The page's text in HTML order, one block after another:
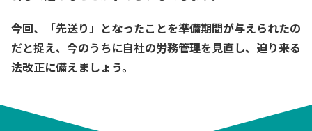
今回、「先送り」となったことを準備期間が与えられたの
だと捉え、今のうちに自社の労務管理を見直し、迫り来る
法改正に備えましょう。